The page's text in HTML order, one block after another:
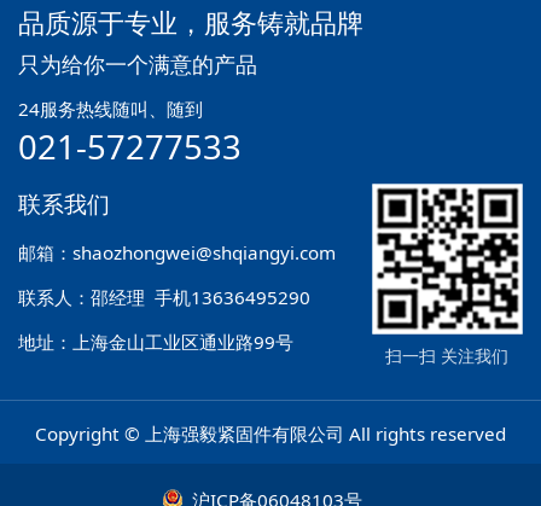
品质源于专业，服务铸就品牌
只为给你一个满意的产品
24服务热线随叫、随到
021-57277533
联系我们
邮箱：shaozhongwei@shqiangyi.com
联系人：邵经理 手机13636495290
地址：上海金山工业区通业路99号
扫一扫 关注我们
Copyright © 上海强毅紧固件有限公司 All rights reserved
沪ICP备06048103号